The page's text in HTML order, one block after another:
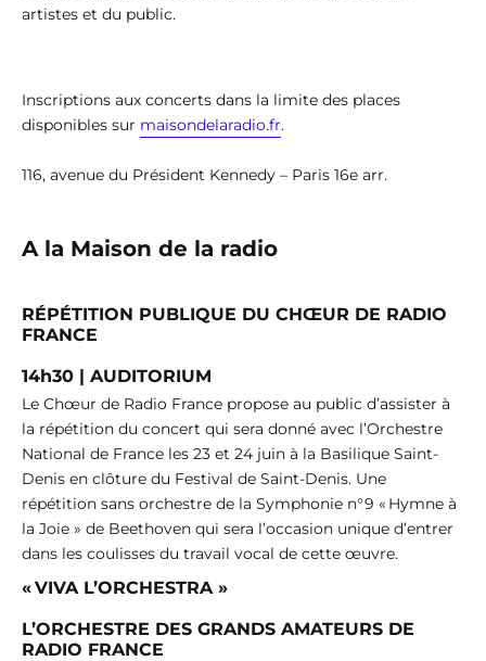
artistes et du public.
Inscriptions aux concerts dans la limite des places
disponibles sur maisondelaradio.fr.
116, avenue du Président Kennedy – Paris 16e arr.
A la Maison de la radio
RÉPÉTITION PUBLIQUE DU CHŒUR DE RADIO
FRANCE
14h30 | AUDITORIUM
Le Chœur de Radio France propose au public d’assister à
la répétition du concert qui sera donné avec l’Orchestre
National de France les 23 et 24 juin à la Basilique Saint-
Denis en clôture du Festival de Saint-Denis. Une
répétition sans orchestre de la Symphonie n°9 « Hymne à
la Joie » de Beethoven qui sera l’occasion unique d’entrer
dans les coulisses du travail vocal de cette œuvre.
« VIVA L’ORCHESTRA »
L’ORCHESTRE DES GRANDS AMATEURS DE
RADIO FRANCE